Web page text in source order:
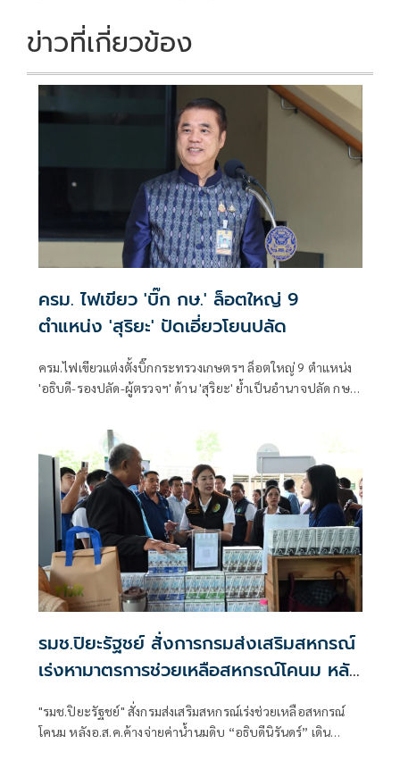
k k
ข่าวที่เกี่ยวข้อง
ครม. ไฟเขียว 'บิ๊ก กษ.' ล็อตใหญ่ 9
ตำแหน่ง 'สุริยะ' ปัดเอี่ยวโยนปลัด
ครม.ไฟเขียวแต่งตั้งบิ๊กกระทรวงเกษตรฯ ล็อตใหญ่ 9 ตำแหน่ง
'อธิบดี-รองปลัด-ผู้ตรวจฯ' ด้าน 'สุริยะ' ย้ำเป็นอำนาจปลัด กษ.
รมช.ปิยะรัฐชย์ สั่งการกรมส่งเสริมสหกรณ์
เร่งหามาตรการช่วยเหลือสหกรณ์โคนม หลัง
อ.ส.ค.ค้างจ่ายค่าน้ำนมดิบ เตรียมงบ กพส.
350 ล.กู้ยืมดอกเบี้ยต่ำกรณีพิเศษเสริม
"รมช.ปิยะรัฐชย์" สั่งกรมส่งเสริมสหกรณ์เร่งช่วยเหลือสหกรณ์
โคนม หลังอ.ส.ค.ค้างจ่ายค่าน้ำนมดิบ “อธิบดีนิรันดร์” เดิน